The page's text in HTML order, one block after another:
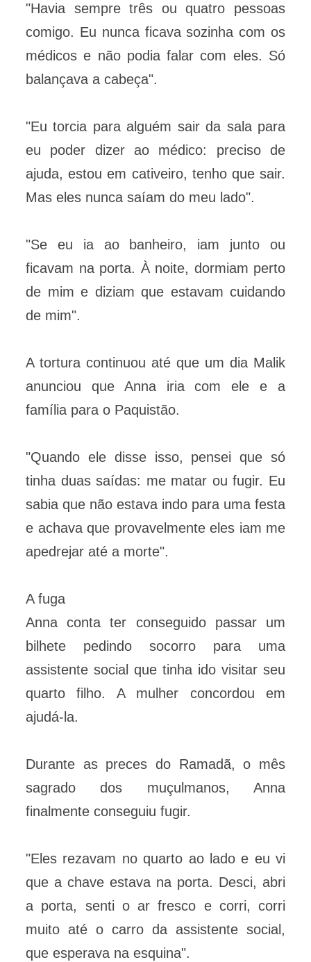
"Havia sempre três ou quatro pessoas
comigo. Eu nunca ficava sozinha com os
médicos e não podia falar com eles. Só
balançava a cabeça".
"Eu torcia para alguém sair da sala para
eu poder dizer ao médico: preciso de
ajuda, estou em cativeiro, tenho que sair.
Mas eles nunca saíam do meu lado".
"Se eu ia ao banheiro, iam junto ou
ficavam na porta. À noite, dormiam perto
de mim e diziam que estavam cuidando
de mim".
A tortura continuou até que um dia Malik
anunciou que Anna iria com ele e a
família para o Paquistão.
"Quando ele disse isso, pensei que só
tinha duas saídas: me matar ou fugir. Eu
sabia que não estava indo para uma festa
e achava que provavelmente eles iam me
apedrejar até a morte".
A fuga
Anna conta ter conseguido passar um
bilhete pedindo socorro para uma
assistente social que tinha ido visitar seu
quarto filho. A mulher concordou em
ajudá-la.
Durante as preces do Ramadã, o mês
sagrado dos muçulmanos, Anna
finalmente conseguiu fugir.
"Eles rezavam no quarto ao lado e eu vi
que a chave estava na porta. Desci, abri
a porta, senti o ar fresco e corri, corri
muito até o carro da assistente social,
que esperava na esquina".